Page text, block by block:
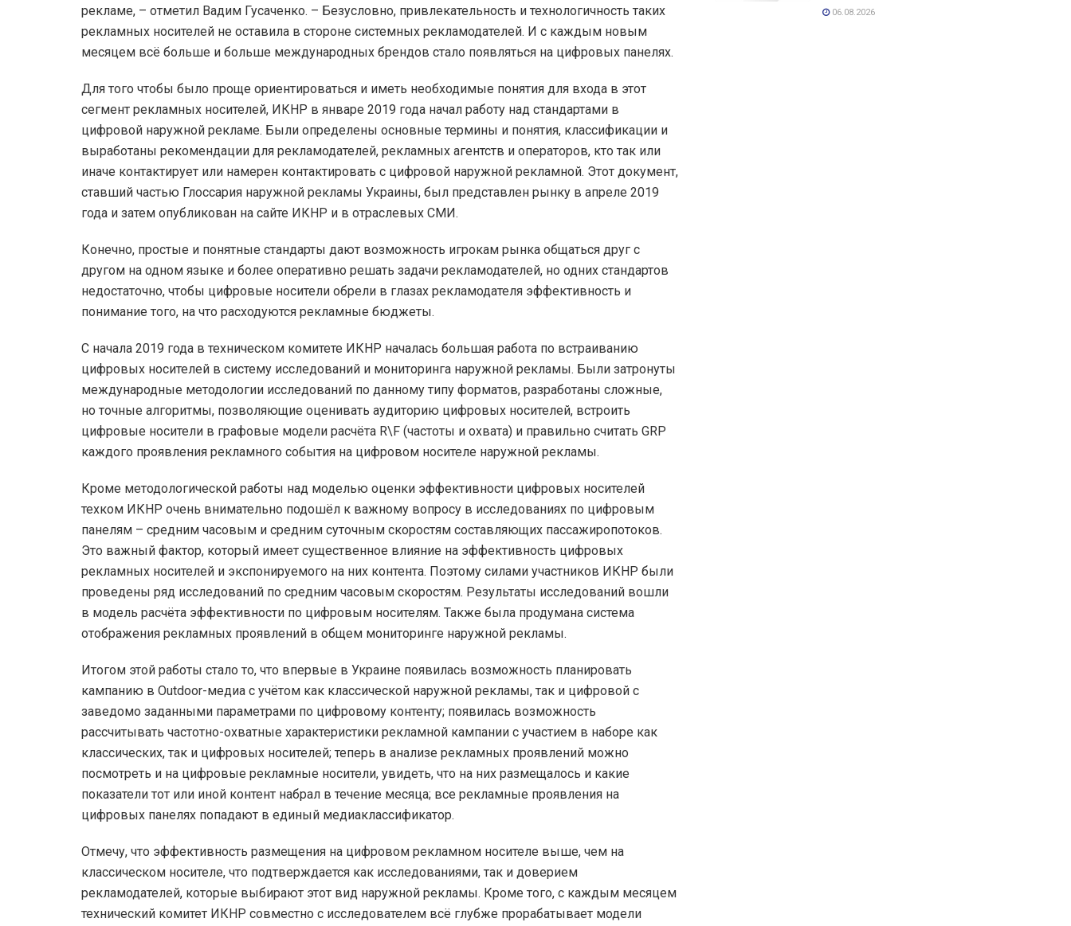
рекламе, – отметил Вадим Гусаченко. – Безусловно, привлекательность и технологичность таких
рекламных носителей не оставила в стороне системных рекламодателей. И с каждым новым
месяцем всё больше и больше международных брендов стало появляться на цифровых панелях.
Для того чтобы было проще ориентироваться и иметь необходимые понятия для входа в этот
сегмент рекламных носителей, ИКНР в январе 2019 года начал работу над стандартами в
цифровой наружной рекламе. Были определены основные термины и понятия, классификации и
выработаны рекомендации для рекламодателей, рекламных агентств и операторов, кто так или
иначе контактирует или намерен контактировать с цифровой наружной рекламной. Этот документ,
ставший частью Глоссария наружной рекламы Украины, был представлен рынку в апреле 2019
года и затем опубликован на сайте ИКНР и в отраслевых СМИ.
Конечно, простые и понятные стандарты дают возможность игрокам рынка общаться друг с
другом на одном языке и более оперативно решать задачи рекламодателей, но одних стандартов
недостаточно, чтобы цифровые носители обрели в глазах рекламодателя эффективность и
понимание того, на что расходуются рекламные бюджеты.
С начала 2019 года в техническом комитете ИКНР началась большая работа по встраиванию
цифровых носителей в систему исследований и мониторинга наружной рекламы. Были затронуты
международные методологии исследований по данному типу форматов, разработаны сложные,
но точные алгоритмы, позволяющие оценивать аудиторию цифровых носителей, встроить
цифровые носители в графовые модели расчёта R\F (частоты и охвата) и правильно считать GRP
каждого проявления рекламного события на цифровом носителе наружной рекламы.
Кроме методологической работы над моделью оценки эффективности цифровых носителей
техком ИКНР очень внимательно подошёл к важному вопросу в исследованиях по цифровым
панелям – средним часовым и средним суточным скоростям составляющих пассажиропотоков.
Это важный фактор, который имеет существенное влияние на эффективность цифровых
рекламных носителей и экспонируемого на них контента. Поэтому силами участников ИКНР были
проведены ряд исследований по средним часовым скоростям. Результаты исследований вошли
в модель расчёта эффективности по цифровым носителям. Также была продумана система
отображения рекламных проявлений в общем мониторинге наружной рекламы.
Итогом этой работы стало то, что впервые в Украине появилась возможность планировать
кампанию в Outdoor-медиа с учётом как классической наружной рекламы, так и цифровой с
заведомо заданными параметрами по цифровому контенту; появилась возможность
рассчитывать частотно-охватные характеристики рекламной кампании с участием в наборе как
классических, так и цифровых носителей; теперь в анализе рекламных проявлений можно
посмотреть и на цифровые рекламные носители, увидеть, что на них размещалось и какие
показатели тот или иной контент набрал в течение месяца; все рекламные проявления на
цифровых панелях попадают в единый медиаклассификатор.
Отмечу, что эффективность размещения на цифровом рекламном носителе выше, чем на
классическом носителе, что подтверждается как исследованиями, так и доверием
рекламодателей, которые выбирают этот вид наружной рекламы. Кроме того, с каждым месяцем
технический комитет ИКНР совместно с исследователем всё глубже прорабатывает модели
06.08.2026